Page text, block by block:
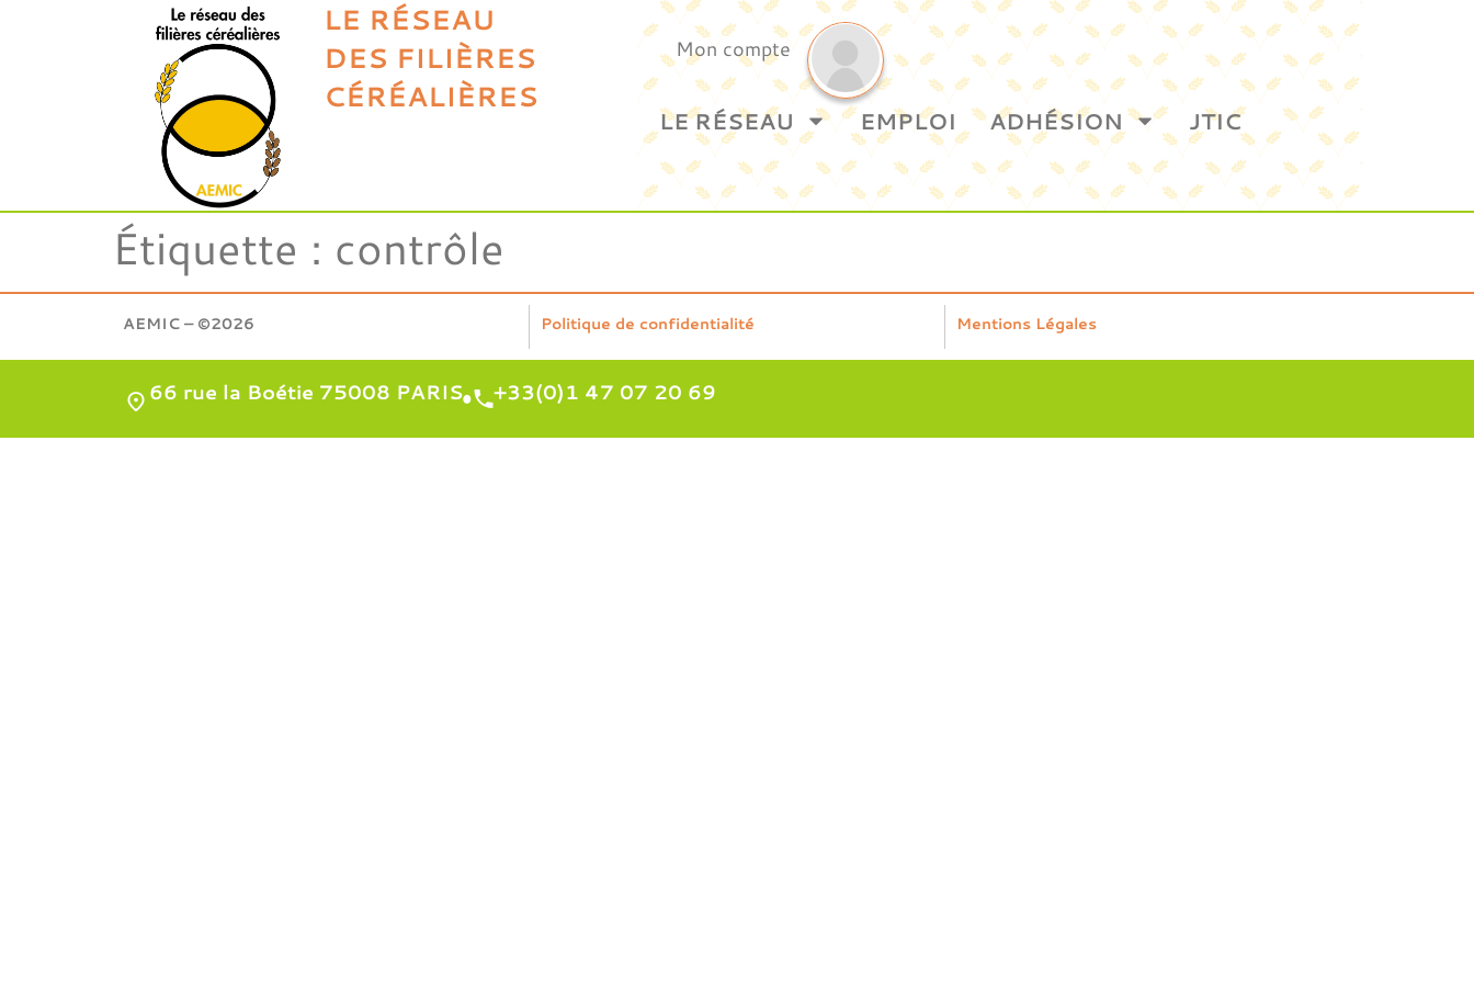
LE RÉSEAU
DES FILIÈRES
CÉRÉALIÈRES
Mon compte
LE RÉSEAU EMPLOI ADHÉSION JTIC
Étiquette : contrôle
AEMIC – ©2026 Politique de confidentialité Mentions Légales
66 rue la Boétie 75008 PARIS +33(0)1 47 07 20 69